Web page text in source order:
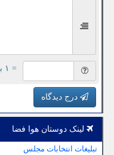
= ۱ بعلاوه ۳
درج دیدگاه
لینک دوستان هوا فضا
تبلیغات انتخابات مجلس